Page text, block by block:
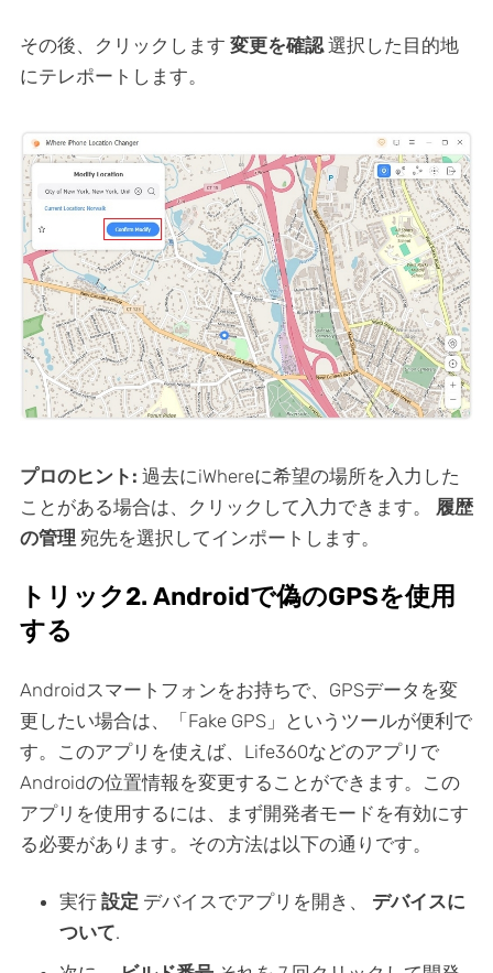
その後、クリックします 変更を確認選択した目的地
にテレポートします。
プロのヒント: 過去にiWhereに希望の場所を入力した
ことがある場合は、クリックして入力できます。 履歴
の管理 宛先を選択してインポートします。
トリック2. Androidで偽のGPSを使用
する
Androidスマートフォンをお持ちで、GPSデータを変
更したい場合は、「Fake GPS」というツールが便利で
す。このアプリを使えば、Life360などのアプリで
Androidの位置情報を変更することができます。この
アプリを使用するには、まず開発者モードを有効にす
る必要があります。その方法は以下の通りです。
実行 設定 デバイスでアプリを開き、 デバイスに
ついて.